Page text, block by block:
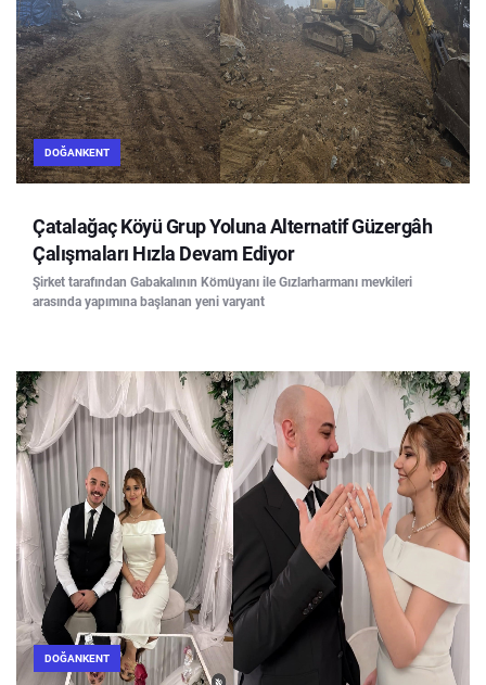
DOĞANKENT
Çatalağaç Köyü Grup Yoluna Alternatif Güzergâh
Çalışmaları Hızla Devam Ediyor
Şirket tarafından Gabakalının Kömüyanı ile Gızlarharmanı mevkileri
arasında yapımına başlanan yeni varyant
DOĞANKENT